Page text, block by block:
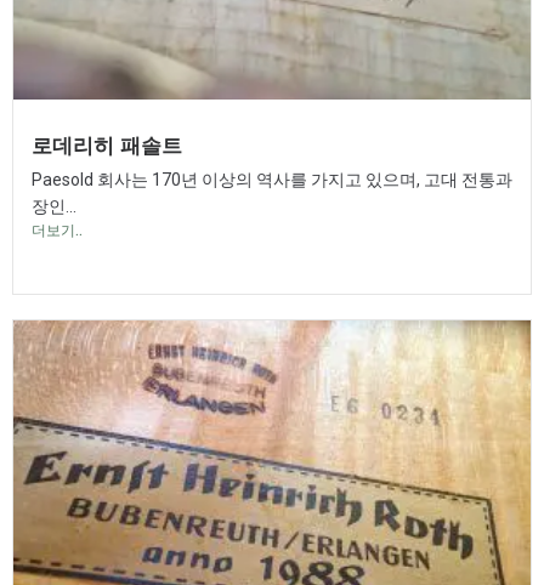
로데리히 패솔트
Paesold 회사는 170년 이상의 역사를 가지고 있으며, 고대 전통과
장인...
더보기..